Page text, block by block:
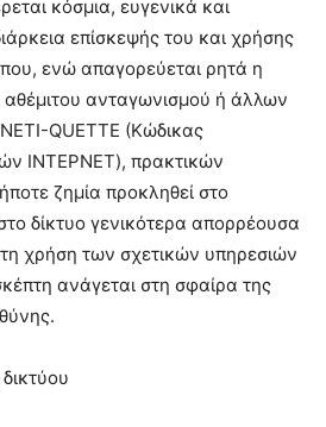
κόσμια, ευγενικά και
επίσκεψής του και χρήσης
ενώ απαγορεύεται ρητά η
αθέμιτου ανταγωνισμού ή άλλων
QUETTE (Κώδικας
ΙΝΤΕΡΝΕΤ), πρακτικών
ζημία προκληθεί στο
δίκτυο γενικότερα απορρέουσα
χρήση των σχετικών υπηρεσιών
ανάγεται στη σφαίρα της